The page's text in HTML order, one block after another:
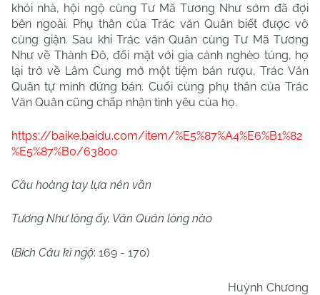
khỏi nhà, hội ngộ cùng Tư Mã Tương Như sớm đã đợi
bên ngoài. Phụ thân của Trác văn Quân biết được vô
cùng giận. Sau khi Trác văn Quân cùng Tư Mã Tương
Như về Thành Đô, đối mặt với gia cảnh nghèo túng, họ
lại trở về Lâm Cung mở một tiệm bán rượu, Trác Văn
Quân tự mình đứng bán. Cuối cùng phụ thân của Trác
Văn Quân cũng chấp nhận tình yêu của họ.
https://baike.baidu.com/item/%E5%87%A4%E6%B1%82
%E5%87%B0/63800
Cầu hoàng tay lựa nên vần
Tương Như lòng ấy, Văn Quân lòng nào
(Bích Câu kì ngộ: 169 - 170)
Huỳnh Chương